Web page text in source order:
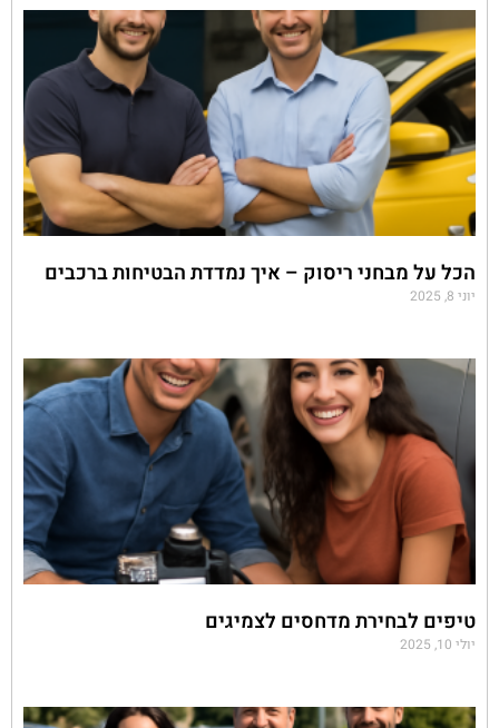
הכל על מבחני ריסוק – איך נמדדת הבטיחות ברכבים
יוני 8, 2025
טיפים לבחירת מדחסים לצמיגים
יולי 10, 2025